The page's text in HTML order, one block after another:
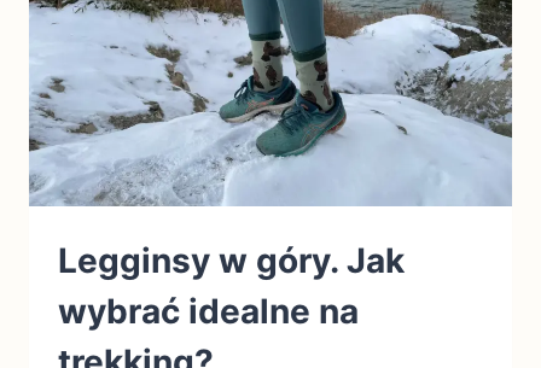
Legginsy w góry. Jak
wybrać idealne na